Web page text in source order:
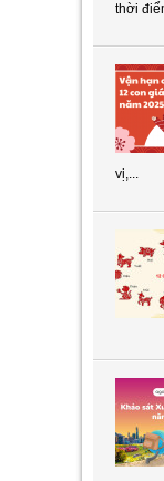
thời
vị,...